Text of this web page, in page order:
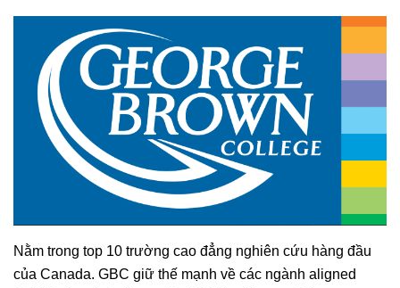
Nằm trong top 10 trường cao đẳng nghiên cứu hàng đầu
của Canada. GBC giữ thế mạnh về các ngành aligned